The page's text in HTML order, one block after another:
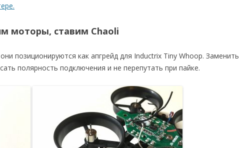
моторы, ставим Chaoli
позиционируются как апгрейд для Inductrix Tiny Whoop. Заменить
полярность подключения и не перепутать при пайке.